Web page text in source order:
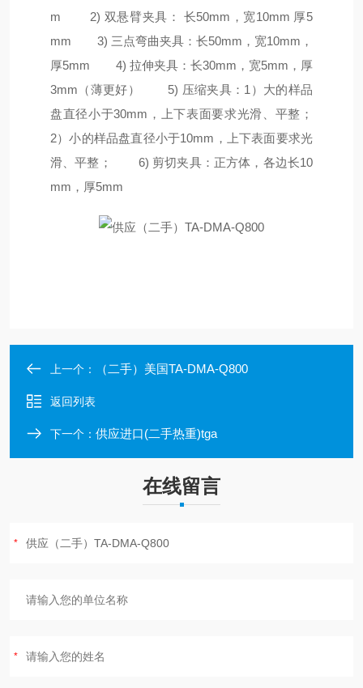
m 2) 双悬臂夹具： 长50mm，宽10mm 厚5
mm 3) 三点弯曲夹具：长50mm，宽10mm，
厚5mm 4) 拉伸夹具：长30mm，宽5mm，厚
3mm（薄更好） 5) 压缩夹具：1）大的样品
盘直径小于30mm，上下表面要求光滑、平整；
2）小的样品盘直径小于10mm，上下表面要求光
滑、平整； 6) 剪切夹具：正方体，各边长10
mm，厚5mm
上一个： （二手）美国TA-DMA-Q800
返回列表
下一个： 供应进口(二手热重)tga
在线留言